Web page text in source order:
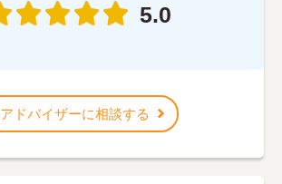
5.0
アドバイザーに相談する